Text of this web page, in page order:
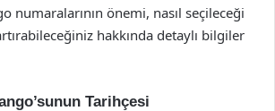
numaralarının önemi, nasıl seçileceği
hakkında detaylı bilgiler
Tarihçesi